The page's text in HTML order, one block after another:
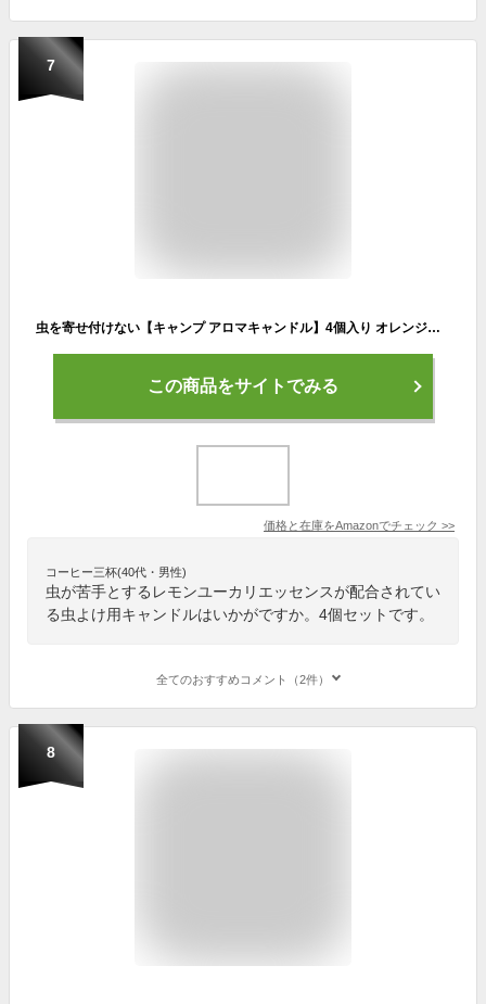
7
虫を寄せ付けない【キャンプ アロマキャンドル】4個入り オレンジ色：シトロネラオイル(柑橘系)の爽やかな香り｜屋外 アウトドア レモングラス レモンユーカリ シトロネラ 柑橘 爽やか フレッシュ 簡単 ロウソク ティーライト 蝋燭 虫除け 天然成分 グランピング バーベキュー
この商品をサイトでみる
価格と在庫をAmazonでチェック >>
コーヒー三杯(40代・男性)
虫が苦手とするレモンユーカリエッセンスが配合されてい
る虫よけ用キャンドルはいかがですか。4個セットです。
全てのおすすめコメント（2件）
8